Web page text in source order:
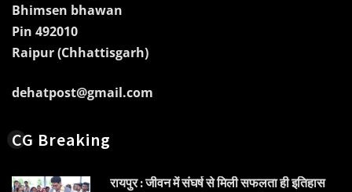
Bhimsen bhawan
Pin 492010
Raipur (Chhattisgarh)
dehatpost@gmail.com
CG Breaking
रायपुर : जीवन में संघर्ष से मिली सफलता ही इतिहास